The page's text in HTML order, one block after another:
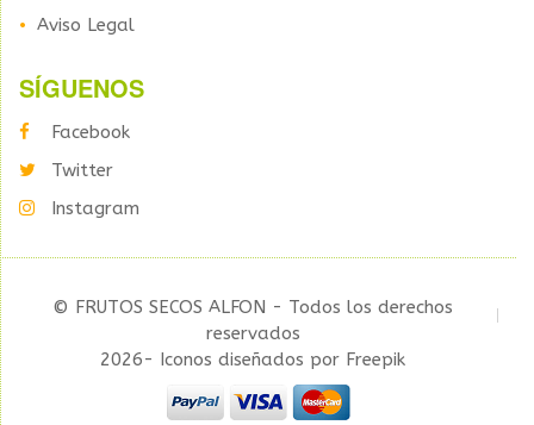
Aviso Legal
SÍGUENOS
Facebook
Twitter
Instagram
© FRUTOS SECOS ALFON - Todos los derechos
reservados
2026- Iconos diseñados por Freepik